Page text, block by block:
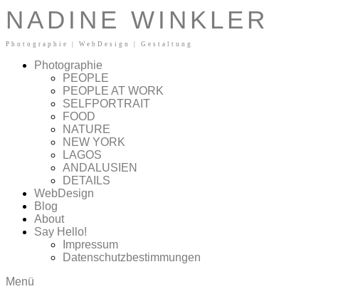
Zum Inhalt springen
NADINE WINKLER
Photographie | WebDesign | Gestaltung
Photographie
PEOPLE
PEOPLE AT WORK
SELFPORTRAIT
FOOD
NATURE
NEW YORK
LAGOS
ANDALUSIEN
DETAILS
WebDesign
Blog
About
Say Hello!
Impressum
Datenschutzbestimmungen
Menü